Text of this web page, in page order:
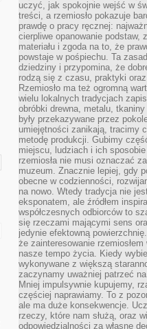
uczyć, jak spokojnie wejść w
treści, a rzemiosło pokazuje
prawdę o pracy ręcznej:
cierpliwe opanowanie podstaw,
materiału i zgoda na to, że
powstaje w pośpiechu. Ta
dziedziny i przypomina, że
rodzą się z czasu, praktyki
Rzemiosło ma też ogromną
wielu lokalnych tradycjach
obróbki drewna, metalu,
były przekazywane przez
umiejętności zanikają, tracimy
metodę produkcji. Gubimy
miejscu, ludziach i ich
rzemiosła nie musi oznaczać
muzeum. Znacznie lepiej, gdy
obecne w codzienności,
na nowo. Wtedy tradycja nie
eksponatem, ale źródłem
współczesnych odbiorców to
się rzeczami mającymi sens
jedynie efektowną
że zainteresowanie rzemiosłem
nasze tempo życia. Kiedy
wykonywane z większą
zaczynamy uważniej patrzeć
Mniej impulsywnie kupujemy,
częściej naprawiamy. To z
ale ma duże konsekwencje.
rzeczy, które nam służą, oraz
odpowiedzialności za własne